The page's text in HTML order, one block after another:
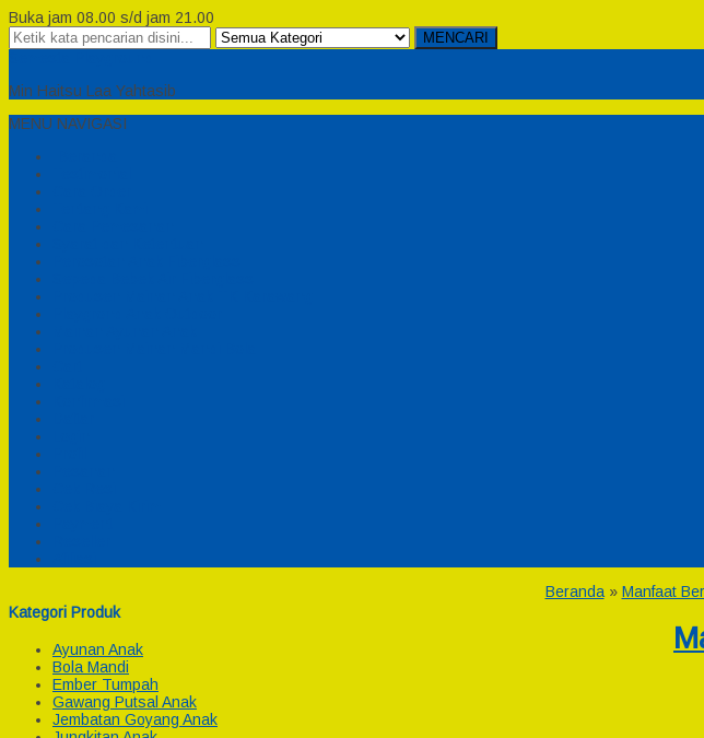
Buka jam 08.00 s/d jam 21.00
MENCARI
Min Haitsu Laa Yahtasib
MENU NAVIGASI
Kategori Produk
Ayunan Anak
Bola Mandi
Ember Tumpah
Gawang Putsal Anak
Jembatan Goyang Anak
Beranda» Manfaat